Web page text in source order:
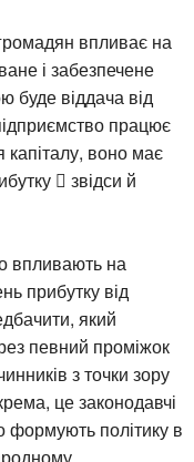
впливає на
і забезпечене
буде віддача від
працює
воно має
 звідси й
впливають на
прибутку від
який
певний проміжок
з точки зору
це законодавчі
формують політику в